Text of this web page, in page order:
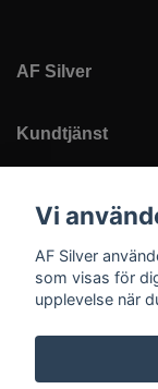
AF Silver
Kundtjänst
Sociala medier
Vi
AF Silver
som visas för
upplevelse när